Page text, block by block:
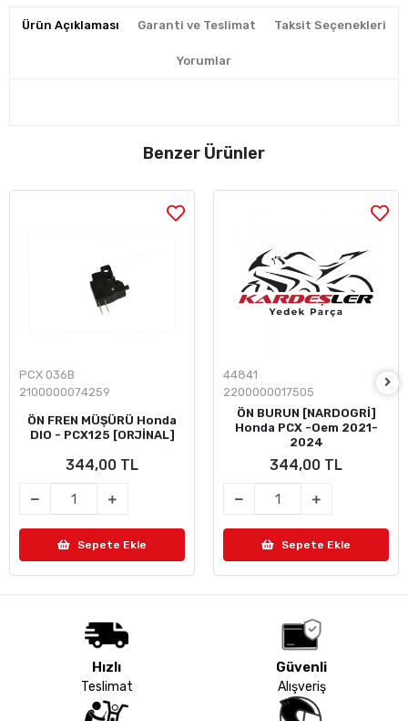
Ürün Açıklaması Garanti ve Teslimat Taksit Seçenekleri
Yorumlar
Benzer Ürünler
PCX 036B
2100000074259
ÖN FREN MÜŞÜRÜ Honda
DIO - PCX125 [ORJİNAL]
344,00 TL
Sepete Ekle
44841
2200000017505
ÖN BURUN [NARDOGRİ]
Honda PCX -Oem 2021-
2024
344,00 TL
Sepete Ekle
Hızlı
Teslimat
Güvenli
Alışveriş